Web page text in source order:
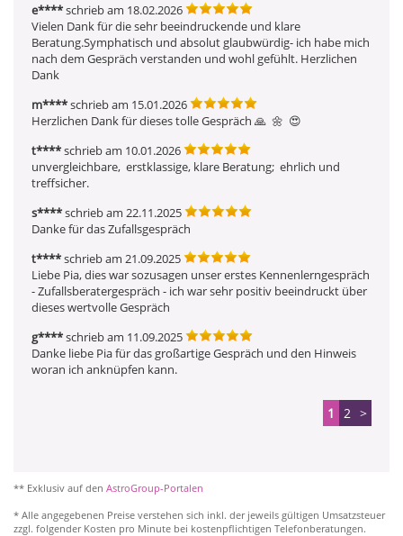
e****schrieb am 18.02.2026
Vielen Dank für die sehr beeindruckende und klare
Beratung.Symphatisch und absolut glaubwürdig- ich habe mich
nach dem Gespräch verstanden und wohl gefühlt. Herzlichen
Dank
m****schrieb am 15.01.2026
Herzlichen Dank für dieses tolle Gespräch 🙏  🌼  😍
t****schrieb am 10.01.2026
unvergleichbare,  erstklassige, klare Beratung;  ehrlich und
treffsicher.
s****schrieb am 22.11.2025
Danke für das Zufallsgespräch
t****schrieb am 21.09.2025
Liebe Pia, dies war sozusagen unser erstes Kennenlerngespräch
- Zufallsberatergespräch - ich war sehr positiv beeindruckt über
dieses wertvolle Gespräch
g****schrieb am 11.09.2025
Danke liebe Pia für das großartige Gespräch und den Hinweis
woran ich anknüpfen kann.
1 2 >
** Exklusiv auf den AstroGroup-Portalen
* Alle angegebenen Preise verstehen sich inkl. der jeweils gültigen Umsatzsteuer
zzgl. folgender Kosten pro Minute bei kostenpflichtigen Telefonberatungen.